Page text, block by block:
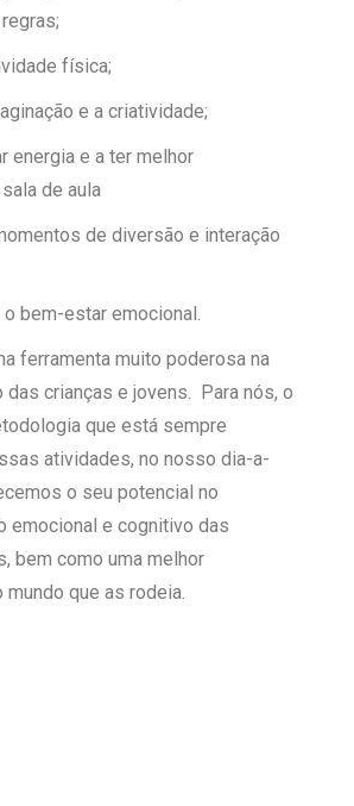
física;
e a criatividade;
energia e a ter melhor
de aula
de diversão e interação
o bem-estar emocional.
ferramenta muito poderosa na
das crianças e jovens. Para nós, o
que está sempre
atividades, no nosso dia-a-
o seu potencial no
emocional e cognitivo das
bem como uma melhor
que as rodeia.